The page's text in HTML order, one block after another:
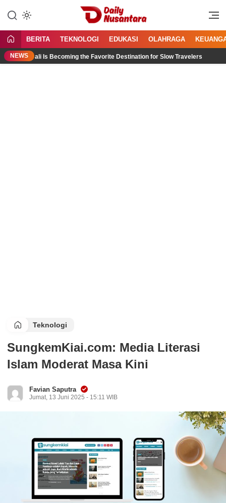
konten
Daily Nusantara
Menyajikan Fakta, Menginspirasi
BERITA TEKNOLOGI EDUKASI OLAHRAGA
NEWS
Bali Is Becoming the Favorite Destination for Slow Travelers
Teknologi
SungkemKiai.com: Media Literasi
Islam Moderat Masa Kini
Favian Saputra
Jumat, 13 Juni 2025 - 15:11 WIB